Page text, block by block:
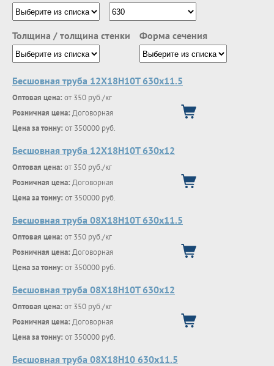
Толщина / толщина стенки Форма сечения
Бесшовная труба 12Х18Н10Т 630х11.5
Оптовая цена: от 350 руб./кг
Розничная цена: Договорная
Цена за тонну: от 350000 руб.
Бесшовная труба 12Х18Н10Т 630х12
Оптовая цена: от 350 руб./кг
Розничная цена: Договорная
Цена за тонну: от 350000 руб.
Бесшовная труба 08Х18Н10Т 630х11.5
Оптовая цена: от 350 руб./кг
Розничная цена: Договорная
Цена за тонну: от 350000 руб.
Бесшовная труба 08Х18Н10Т 630х12
Оптовая цена: от 350 руб./кг
Розничная цена: Договорная
Цена за тонну: от 350000 руб.
Бесшовная труба 08Х18Н10 630х11.5